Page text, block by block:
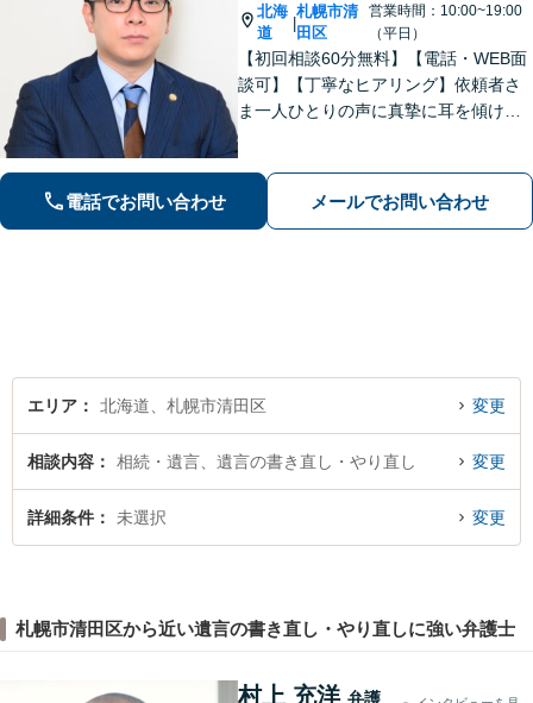
北海
道
|
札幌市清
田区
営業時間：10:00~19:00
（平日）
【初回相談60分無料】【電話・WEB面
談可】【丁寧なヒアリング】依頼者さ
ま一人ひとりの声に真摯に耳を傾け、
度弁護士にご相談ください。最善の解
決策を共に考えていきましょう。
電話でお問い合わせ メールでお問い合わせ
エリア 北海道、札幌市清田区 変更
相談内容 相続・遺言、遺言の書き直し・やり直し 変更
詳細条件 未選択 変更
札幌市清田区から近い遺言の書き直し・やり直しに強い弁護士
村上 充洋 弁護